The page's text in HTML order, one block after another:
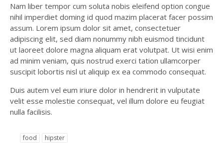
Nam liber tempor cum soluta nobis eleifend option congue
nihil imperdiet doming id quod mazim placerat facer possim
assum. Lorem ipsum dolor sit amet, consectetuer
adipiscing elit, sed diam nonummy nibh euismod tincidunt
ut laoreet dolore magna aliquam erat volutpat. Ut wisi enim
ad minim veniam, quis nostrud exerci tation ullamcorper
suscipit lobortis nisl ut aliquip ex ea commodo consequat.
Duis autem vel eum iriure dolor in hendrerit in vulputate
velit esse molestie consequat, vel illum dolore eu feugiat
nulla facilisis.
food hipster